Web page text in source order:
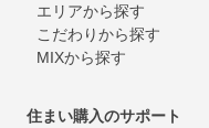
エリアから探す
こだわりから探す
MIXから探す
住まい購入のサポート